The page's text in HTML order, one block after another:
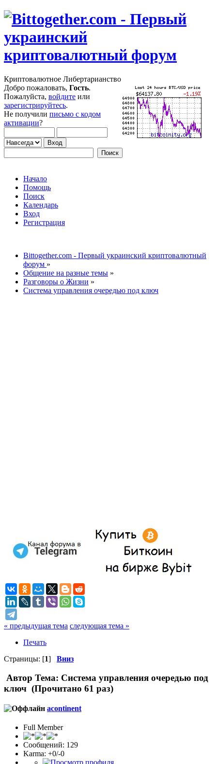
Криптовалютное Либертарианство
Добро пожаловать, Гость.
Пожалуйста, войдите или
зарегистрируйтесь.
Не получили письмо с кодом
активации?
Начало
Помощь
Поиск
Календарь
Вход
Регистрация
Bittogether.com - Первый украинский криптовалютный
форум »
Общение на разные темы »
Разговоры о Жизни »
Система управления очередью под ключ
« предыдущая тема следующая тема »
Печать
Страницы: [1] Вниз
Автор Тема: Система управления очередью под
ключ (Прочитано 61 раз)
acontinent
Full Member
Сообщений: 129
Karma: +0/-0